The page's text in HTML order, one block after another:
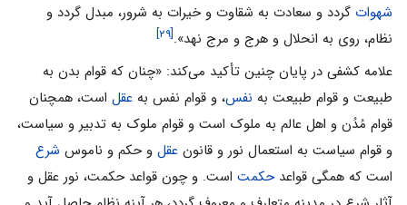
شهوات گردد و سعادت به شقاوت و خیرات به شرور، مبدل گردد و
نظام، روی به انحلال و هرج و مرج نهد».[۲۹]
علامه کشفی در پایان چنین تأکید می‌‌کند: «چنان که قوام بدن به
طبیعت و قوام طبیعت به نفس، و قوام نفس به عقل است، همچنان
قوام مُدُن و اهل عالم به ملوک است و قوام ملوک به تدبیر و سیاست،
و قوام سیاست به استعمال نور و قانون عقل و حکم و ناموس شرع
است که همگی قواعدحکمت است. و چون قواعد حکمت، نور عقل و